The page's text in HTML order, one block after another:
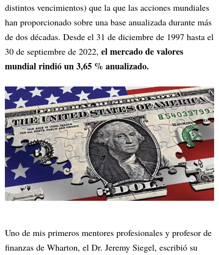
distintos vencimientos) que la que las acciones mundiales
han proporcionado sobre una base anualizada durante más
de dos décadas. Desde el 31 de diciembre de 1997 hasta el
30 de septiembre de 2022, el mercado de valores
mundial rindió un 3,65 % anualizado.
Uno de mis primeros mentores profesionales y profesor de
finanzas de Wharton, el Dr. Jeremy Siegel, escribió su